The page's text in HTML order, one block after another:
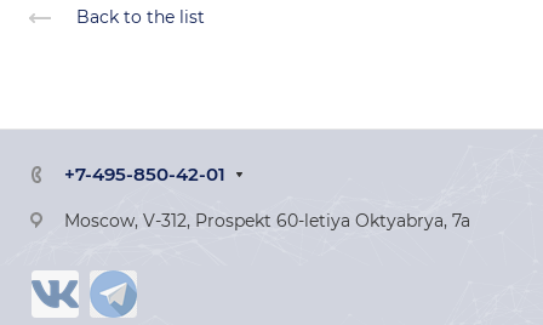
Back to the list
+7-495-850-42-01
Moscow, V-312, Prospekt 60-letiya Oktyabrya, 7a